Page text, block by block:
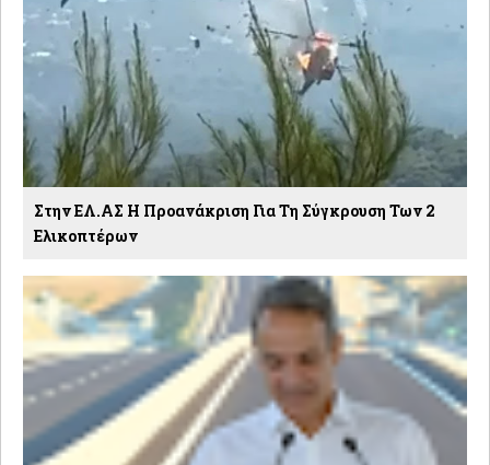
Στην ΕΛ.ΑΣ Η Προανάκριση Για Τη Σύγκρουση Των 2
Ελικοπτέρων